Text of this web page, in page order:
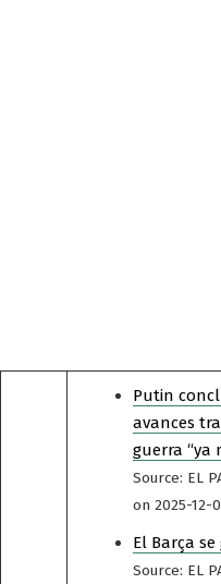
Putin
avances
guerra “ya
Source: EL
on 2025-12-
El Barça
Source: EL